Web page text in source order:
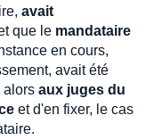
avait
que le mandataire
en cours,
avait été
alors aux juges du
et d'en fixer, le cas